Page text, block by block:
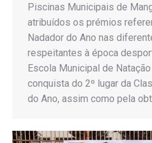
Piscinas Municipais de
atribuídos os prémios
Nadador do Ano nas
respeitantes à época
Escola Municipal de
conquista do 2º lugar da
do Ano, assim como pela